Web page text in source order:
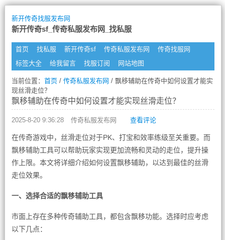
新开传奇找服发布网
新开传奇sf_传奇私服发布网_找私服
首页 找私服 新开传奇sf 传奇私服发布网
传奇找服网
标签大全
给我留言 找服订阅 网站地图
当前位置： 首页/ 传奇私服发布网 / 飘移辅助在传奇中如何设置才能实
现丝滑走位？
飘移辅助在传奇中如何设置才能实现丝滑走位？
2025-8-20 9:36:28 传奇私服发布网 查看评论
在传奇游戏中，丝滑走位对于PK、打宝和效率练级至关重要。而
飘移辅助工具可以帮助玩家实现更加流畅和灵动的走位，提升操
作上限。本文将详细介绍如何设置飘移辅助，以达到最佳的丝滑
走位效果。
一、选择合适的飘移辅助工具
市面上存在多种传奇辅助工具，都包含飘移功能。选择时应考虑
以下几点：